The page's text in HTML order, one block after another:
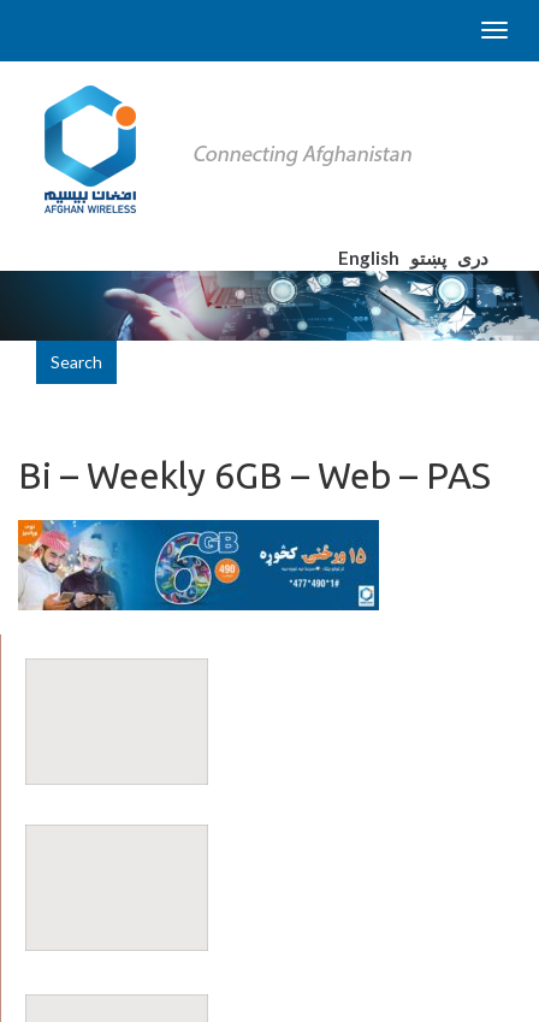
English دری پښتو
Search
Bi – Weekly 6GB – Web – PAS